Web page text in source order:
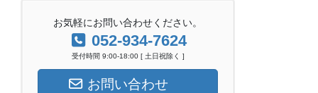
お気軽にお問い合わせください。
052-934-7624
受付時間 9:00-18:00 [ 土日祝除く ]
お問い合わせ